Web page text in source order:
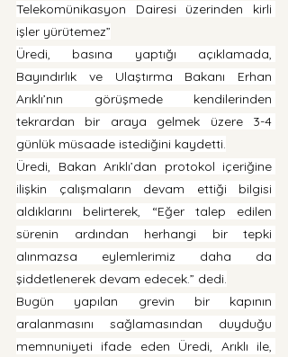
Telekomünikasyon Dairesi üzerinden kirli
işler yürütemez”
Üredi, basına yaptığı açıklamada,
Bayındırlık ve Ulaştırma Bakanı Erhan
Arıklı’nın görüşmede kendilerinden
tekrardan bir araya gelmek üzere 3-4
günlük müsaade istediğini kaydetti.
Üredi, Bakan Arıklı’dan protokol içeriğine
ilişkin çalışmaların devam ettiği bilgisi
aldıklarını belirterek, “Eğer talep edilen
sürenin ardından herhangi bir tepki
alınmazsa eylemlerimiz daha da
şiddetlenerek devam edecek.” dedi.
Bugün yapılan grevin bir kapının
aralanmasını sağlamasından duyduğu
memnuniyeti ifade eden Üredi, Arıklı ile,